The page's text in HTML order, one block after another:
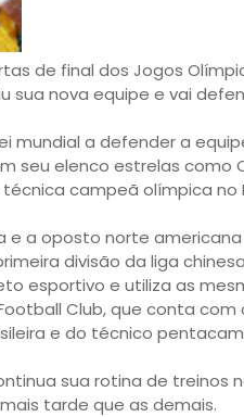
de final dos Jogos
sua nova equipe e vai
mundial a defender a
seu elenco estrelas como
campeã olímpica no
a oposto norte
divisão da liga
esportivo e utiliza as
Club, que conta com
e do técnico
sua rotina de treinos
tarde que as demais.